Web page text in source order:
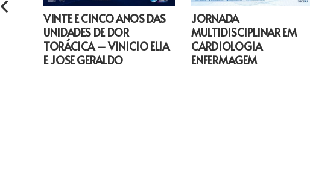
VINTE E CINCO ANOS DAS
UNIDADES DE DOR
TORÁCICA – VINICIO ELIA
E JOSE GERALDO
JORNADA
MULTIDISCIPLINAR EM
CARDIOLOGIA
ENFERMAGEM